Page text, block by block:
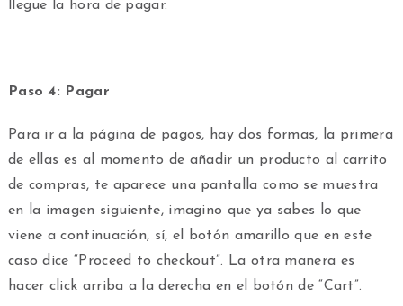
llegue la hora de pagar.
Paso 4: Pagar
Para ir a la página de pagos, hay dos formas, la primera
de ellas es al momento de añadir un producto al carrito
de compras, te aparece una pantalla como se muestra
en la imagen siguiente, imagino que ya sabes lo que
viene a continuación, sí, el botón amarillo que en este
caso dice “Proceed to checkout”. La otra manera es
hacer click arriba a la derecha en el botón de “Cart”.